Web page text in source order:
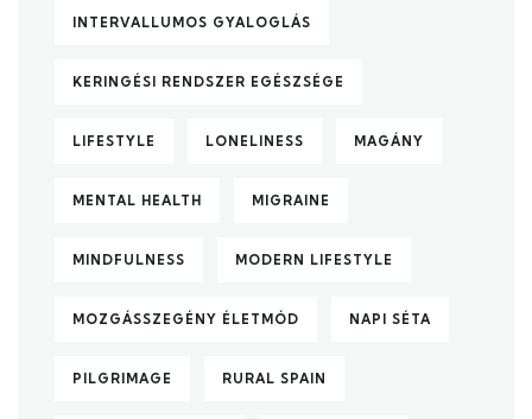
INTERVALLUMOS GYALOGLÁS
KERINGÉSI RENDSZER EGÉSZSÉGE
LIFESTYLE LONELINESS MAGÁNY
MENTAL HEALTH MIGRAINE
MINDFULNESS MODERN LIFESTYLE
MOZGÁSSZEGÉNY ÉLETMÓD NAPI SÉTA
PILGRIMAGE RURAL SPAIN